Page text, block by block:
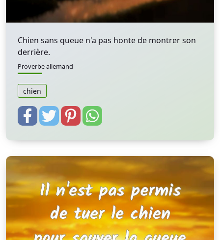
Chien sans queue n'a pas honte de montrer son
derrière.
Proverbe allemand
chien